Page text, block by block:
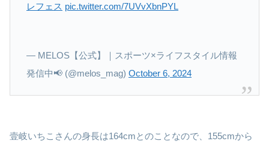
レフェス pic.twitter.com/7UVvXbnPYL
— MELOS【公式】｜スポーツ×ライフスタイル情報
発信中📢 (@melos_mag) October 6, 2024
壹岐いちこさんの身長は164cmとのことなので、155cmから